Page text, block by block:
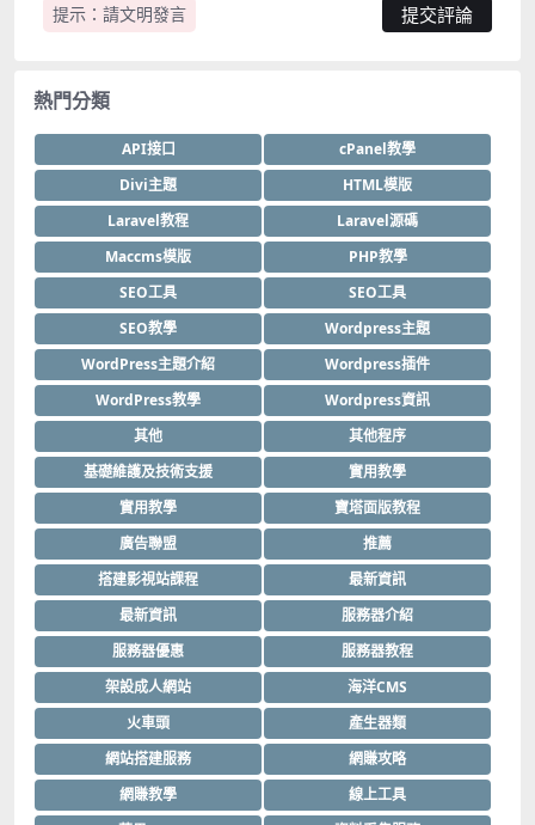
提示：請文明發言
熱門分類
API接口
cPanel教學
Divi主題
HTML模版
Laravel教程
Laravel源碼
Maccms模版
PHP教學
SEO工具
SEO工具
SEO教學
Wordpress主題
WordPress主題介紹
Wordpress插件
WordPress教學
Wordpress資訊
其他
其他程序
基礎維護及技術支援
實用教學
實用教學
寶塔面版教程
廣告聯盟
推薦
搭建影視站課程
最新資訊
最新資訊
服務器介紹
服務器優惠
服務器教程
架設成人網站
海洋CMS
火車頭
產生器類
網站搭建服務
網賺攻略
網賺教學
線上工具